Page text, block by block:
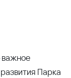
Парка